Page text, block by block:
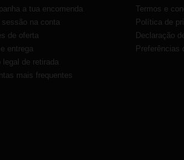
a tua encomenda
sessão na conta
de oferta
entrega
legal de retirada
mais frequentes
Termos e
Política de
Declaração
Preferências